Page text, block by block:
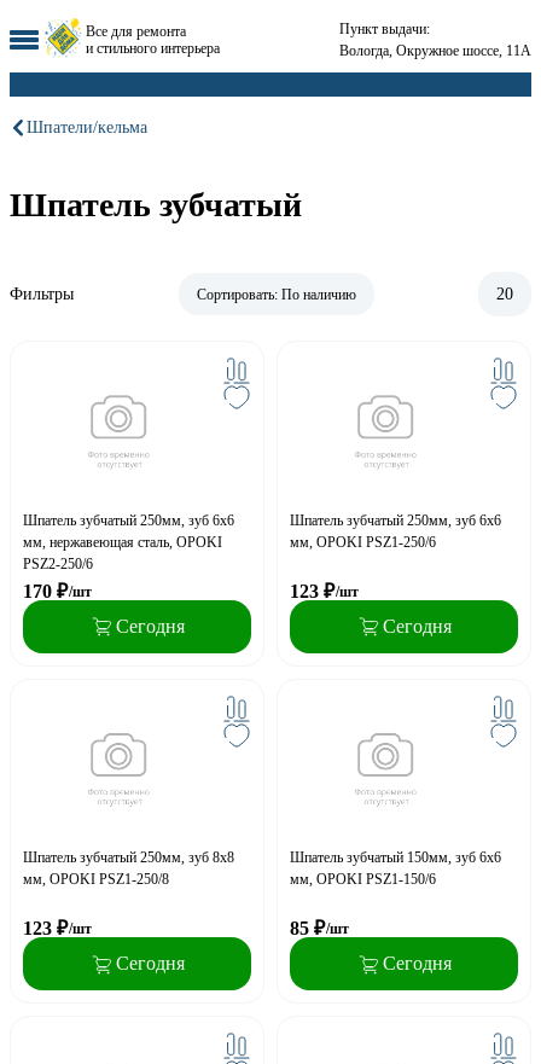
Все для ремонта
и стильного интерьера
Пункт выдачи:
Вологда, Окружное шоссе, 11А
Шпатели/кельма
Шпатель зубчатый
Фильтры Сортировать: По наличию 20
Шпатель зубчатый 250мм, зуб 6х6
мм, нержавеющая сталь, OPOKI
PSZ2-250/6
170 ₽/шт
Сегодня
Шпатель зубчатый 250мм, зуб 6х6
мм, OPOKI PSZ1-250/6
123 ₽/шт
Сегодня
Шпатель зубчатый 250мм, зуб 8х8
мм, OPOKI PSZ1-250/8
123 ₽/шт
Сегодня
Шпатель зубчатый 150мм, зуб 6х6
мм, OPOKI PSZ1-150/6
85 ₽/шт
Сегодня